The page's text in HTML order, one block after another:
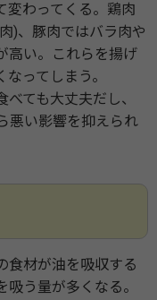
わってくる。鶏肉
)、豚肉ではバラ肉や
高い。これらを揚げ
ってしまう。
ても大丈夫だし、
悪い影響を抑えられ
材が油を吸収する
う量が多くなる。